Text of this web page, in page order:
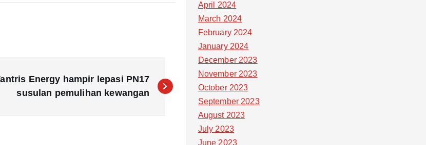
Energy hampir lepasi PN17
susulan pemulihan kewangan
April 2024
March 2024
February 2024
January 2024
December 2023
November 2023
October 2023
September 2023
August 2023
July 2023
June 2023